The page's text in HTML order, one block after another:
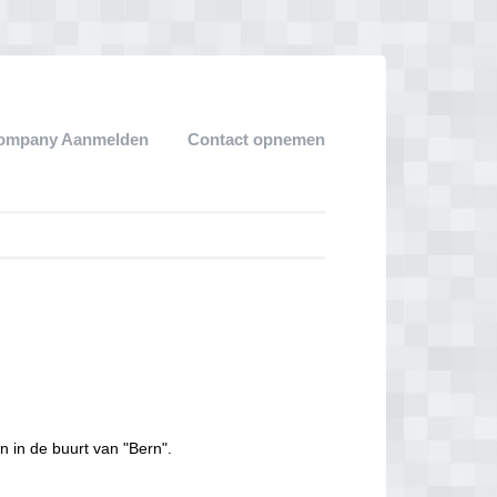
Aanmelden Contact opnemen
in de buurt van "Bern".